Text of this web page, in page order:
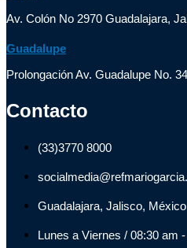
Av. Colón No 2970 Guadalajara,
Guadalupe
Prolongación Av. Guadalupe No.
Contacto
(33)3770 8000
Guadalajara, Jalisco, México
Lunes a Viernes / 08:30 am